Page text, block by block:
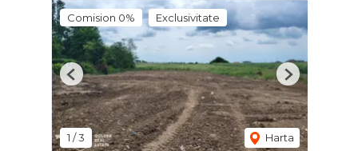
Comision 0% Exclusivitate
1 /3 Harta
Previous Next